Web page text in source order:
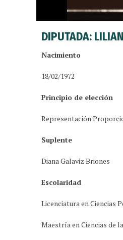
DIPUTADA:
Nacimiento
18/02/1972
Principio de elección
Representación
Suplente
Diana Galaviz Briones
Escolaridad
Licenciatura en Ciencias
Maestría en Ciencias de